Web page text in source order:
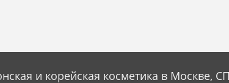
и корейская косметика в Москве,